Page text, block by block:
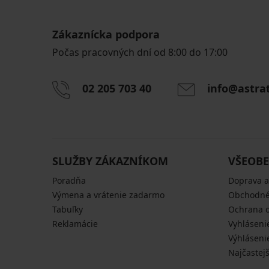
Zákaznícka podpora
Počas pracovných dní od 8:00 do 17:00
02 205 703 40
SLUŽBY ZÁKAZNÍKOM
Poradňa
Výmena a vrátenie zadarmo
Tabuľky
Reklamácie
Doprava
Ochrana